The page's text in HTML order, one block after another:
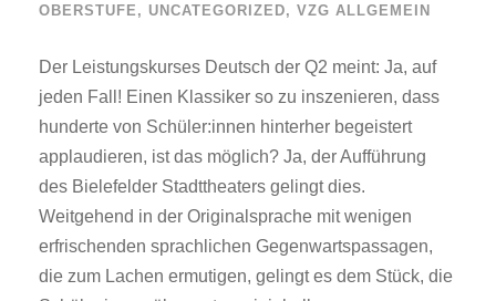
OBERSTUFE , UNCATEGORIZED, VZG ALLGEMEIN
Der Leistungskurses Deutsch der Q2 meint: Ja, auf
jeden Fall! Einen Klassiker so zu inszenieren, dass
hunderte von Schüler:innen hinterher begeistert
applaudieren, ist das möglich? Ja, der Aufführung
des Bielefelder Stadttheaters gelingt dies.
Weitgehend in der Originalsprache mit wenigen
erfrischenden sprachlichen Gegenwartspassagen,
die zum Lachen ermutigen, gelingt es dem Stück, die